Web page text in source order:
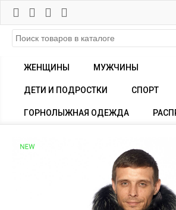
ЖЕНЩИНЫ МУЖЧИНЫ
ДЕТИ И ПОДРОСТКИ СПОРТ
ГОРНОЛЫЖНАЯ ОДЕЖДА